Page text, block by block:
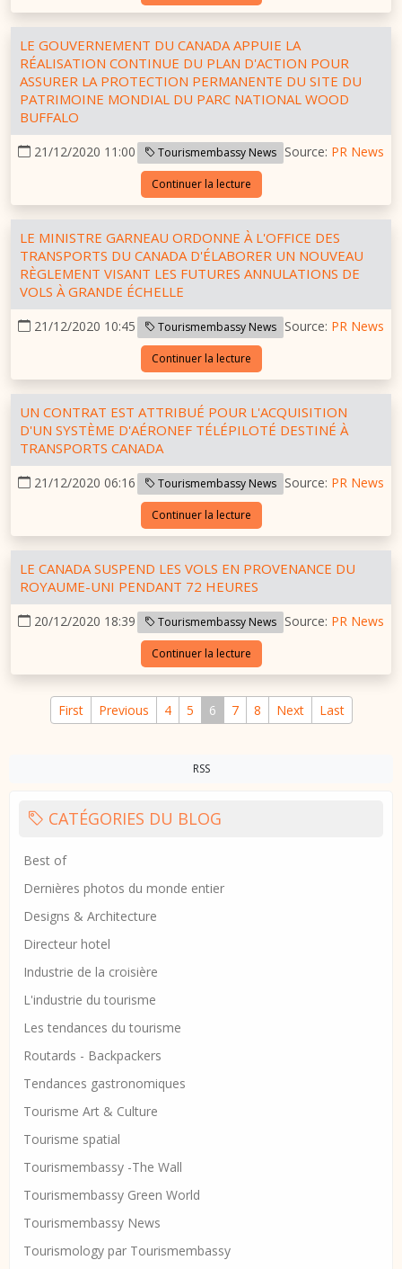
LE GOUVERNEMENT DU CANADA APPUIE LA
RÉALISATION CONTINUE DU PLAN D'ACTION POUR
ASSURER LA PROTECTION PERMANENTE DU SITE DU
PATRIMOINE MONDIAL DU PARC NATIONAL WOOD
BUFFALO
21/12/2020 11:00 Tourismembassy News Source: PR News
Continuer la lecture
LE MINISTRE GARNEAU ORDONNE À L'OFFICE DES
TRANSPORTS DU CANADA D'ÉLABORER UN NOUVEAU
RÈGLEMENT VISANT LES FUTURES ANNULATIONS DE
VOLS À GRANDE ÉCHELLE
21/12/2020 10:45 Tourismembassy News Source: PR News
Continuer la lecture
UN CONTRAT EST ATTRIBUÉ POUR L'ACQUISITION
D'UN SYSTÈME D'AÉRONEF TÉLÉPILOTÉ DESTINÉ À
TRANSPORTS CANADA
21/12/2020 06:16 Tourismembassy News Source: PR News
Continuer la lecture
LE CANADA SUSPEND LES VOLS EN PROVENANCE DU
ROYAUME-UNI PENDANT 72 HEURES
20/12/2020 18:39 Tourismembassy News Source: PR News
Continuer la lecture
First Previous 4 5 6 7 8 Next Last
RSS
CATÉGORIES DU BLOG
Best of
Dernières photos du monde entier
Designs & Architecture
Directeur hotel
Industrie de la croisière
L'industrie du tourisme
Les tendances du tourisme
Routards - Backpackers
Tendances gastronomiques
Tourisme Art & Culture
Tourisme spatial
Tourismembassy -The Wall
Tourismembassy Green World
Tourismembassy News
Tourismology par Tourismembassy